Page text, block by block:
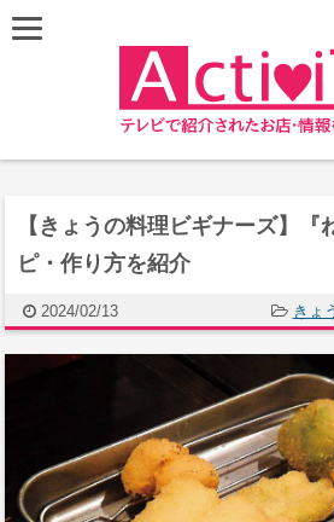
【きょうの料理ビギナーズ】
ピ・作り方を紹介
2024/02/13 きょ